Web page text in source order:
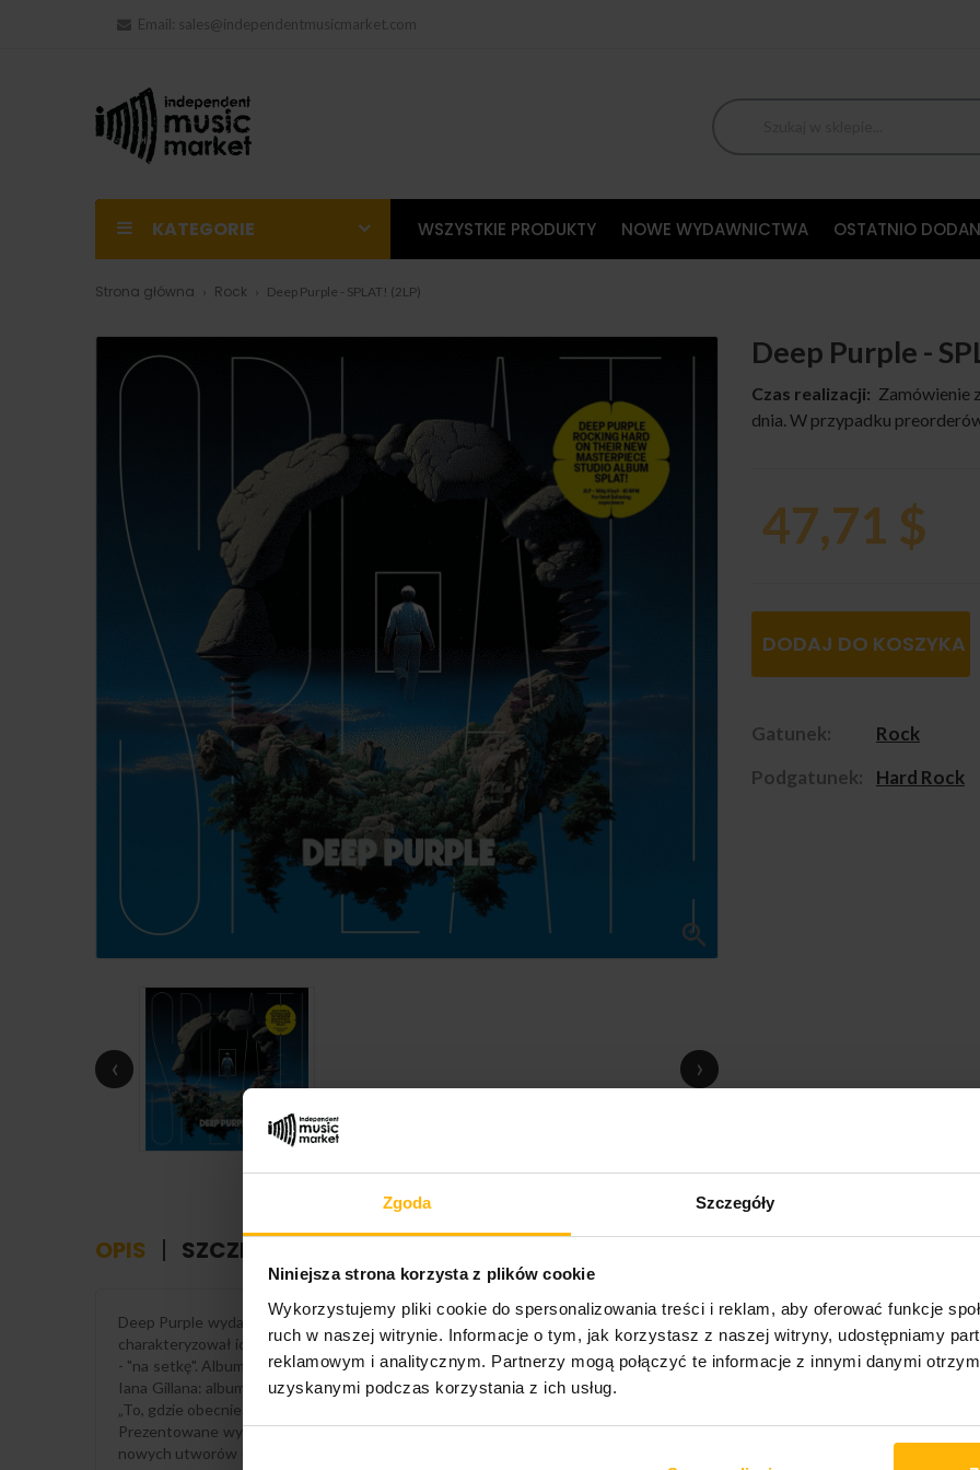
Zgoda Szczegóły
Niniejsza strona korzysta z plików cookie
Wykorzystujemy pliki cookie do spersonalizowania treści i reklam, aby oferować funkcje
ruch w naszej witrynie. Informacje o tym, jak korzystasz z naszej witryny, udostępniamy
reklamowym i analitycznym. Partnerzy mogą połączyć te informacje z innymi danymi
uzyskanymi podczas korzystania z ich usług.
Email: sales@independentmusicmarket.com
KATEGORIE WSZYSTKIE PRODUKTY NOWE WYDAWNICTWA OSTATNIO
Strona główna Rock Deep Purple - SPLAT! (2LP)

‹ ›
Deep Purple -
Czas realizacji: Zamówienie
dnia. W przypadku
47,71 $
DODAJ DO KOSZYKA
Gatunek:
Rock
Podgatunek:
Hard Rock
OPIS SZCZEGÓŁY PRODUKTU
Deep Purple wydali kolejny album studyjny: "SPLAT!". Zamiast po prostu pielęgnować swoje dziedzictwo, Deep Purple
charakteryzował ich wcześniejsze dzieła. Album "SPLAT!" to najcięższe wydawnictwo zespołu od wielu lat, nagrane wspólnie
- "na setkę". Album, ponownie wyprodukowany przez Boba Ezrina, czerpie z brzmienia i postawy, które zawsze wyróżniały
Iana Gillana: album eksploruje koniec ludzkości nie w prymitywnym, apokaliptycznym sensie, ale jako metamorfozę
„To, gdzie obecnie jesteśmy z tym wcieleniem Deep Purple, bardzo przypomina „aktualną wersję Deep Purple z lat
Prezentowane wydanie Deep Purple „SPLAT!” na podwójnym albumie LP w czarnej okładce typu gatefold zostało
nowych utworów oraz 12-stronicową książeczkę w formacie LP, dostępną wyłącznie w pierwszym nakładzie. Całość